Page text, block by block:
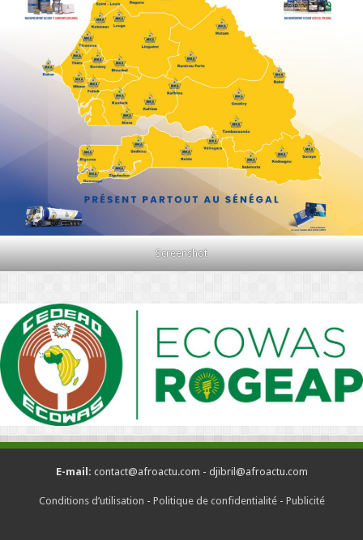
Screenshot
E-mail: contact@afroactu.com - djibril@afroactu.com
Conditions d’utilisation - Politique de confidentialité- Publicité